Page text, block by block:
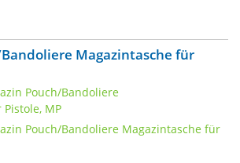
Magazintasche für